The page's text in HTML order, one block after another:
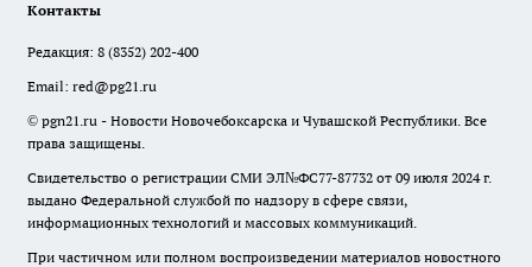
Контакты
Редакция: 8 (8352) 202-400
Email: red@pg21.ru
© pgn21.ru - Новости Новочебоксарска и Чувашской Республики. Все
права защищены.
Свидетельство о регистрации СМИ ЭЛ№ФС77-87732 от 09 июля 2024 г.
выдано Федеральной службой по надзору в сфере связи,
информационных технологий и массовых коммуникаций.
При частичном или полном воспроизведении материалов новостного